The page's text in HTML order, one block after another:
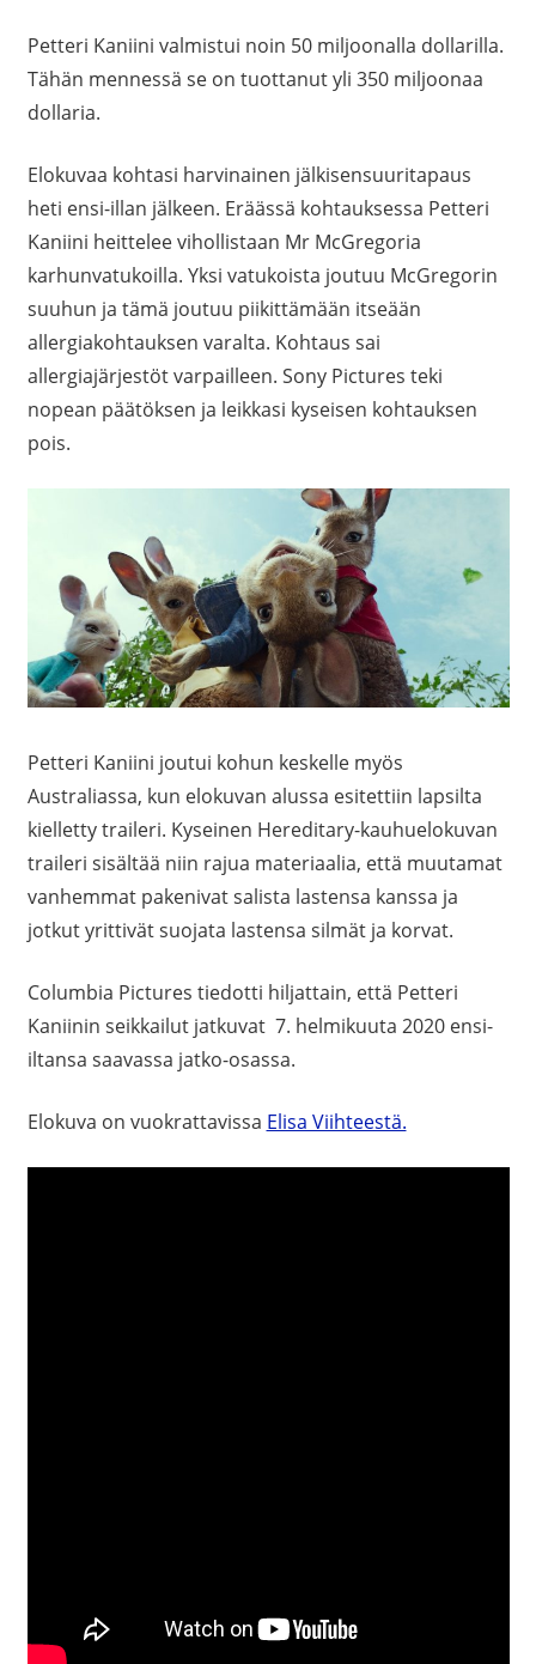
Petteri Kaniini valmistui noin 50 miljoonalla dollarilla.
Tähän mennessä se on tuottanut yli 350 miljoonaa
dollaria.
Elokuvaa kohtasi harvinainen jälkisensuuritapaus
heti ensi-illan jälkeen. Eräässä kohtauksessa Petteri
Kaniini heittelee vihollistaan Mr McGregoria
karhunvatukoilla. Yksi vatukoista joutuu McGregorin
suuhun ja tämä joutuu piikittämään itseään
allergiakohtauksen varalta. Kohtaus sai
allergiajärjestöt varpailleen. Sony Pictures teki
nopean päätöksen ja leikkasi kyseisen kohtauksen
pois.
Petteri Kaniini joutui kohun keskelle myös
Australiassa, kun elokuvan alussa esitettiin lapsilta
kielletty traileri. Kyseinen Hereditary-kauhuelokuvan
traileri sisältää niin rajua materiaalia, että muutamat
vanhemmat pakenivat salista lastensa kanssa ja
jotkut yrittivät suojata lastensa silmät ja korvat.
Columbia Pictures tiedotti hiljattain, että Petteri
Kaniinin seikkailut jatkuvat 7. helmikuuta 2020 ensi-
iltansa saavassa jatko-osassa.
Elokuva on vuokrattavissa Elisa Viihteestä.